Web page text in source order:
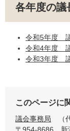
各年度の議
令和5年度
令和4年度
令和3年度
このページに
議会事務局
〒954-8686
新